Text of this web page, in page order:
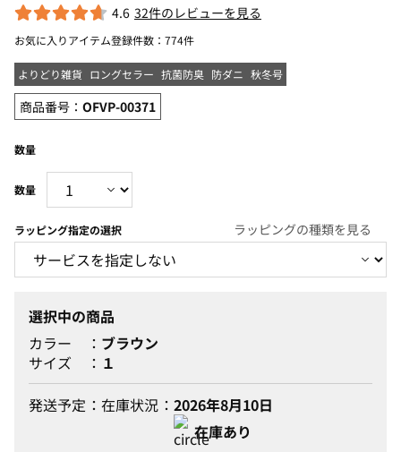
4.6 32件のレビューを見る
お気に入りアイテム登録件数： 774件
よりどり雑貨 ロングセラー 抗菌防臭 防ダニ 秋冬号
商品番号： OFVP-00371
数量
ラッピング指定の選択 ラッピングの種類を見る
選択中の商品
カラー
ブラウン
サイズ
１
発送予定
在庫状況
2026年8月10日
在庫あり